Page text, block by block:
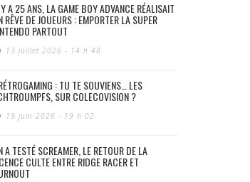
A 25 ANS, LA GAME BOY ADVANCE RÉALISAIT
RÊVE DE JOUEURS : EMPORTER LA SUPER
PARTOUT
13 juillet 2026 - 14 h 48
: TU TE SOUVIENS… LES
SUR COLECOVISION ?
19 juin 2026 - 19 h 02
A TESTÉ SCREAMER, LE RETOUR DE LA
CULTE ENTRE RIDGE RACER ET